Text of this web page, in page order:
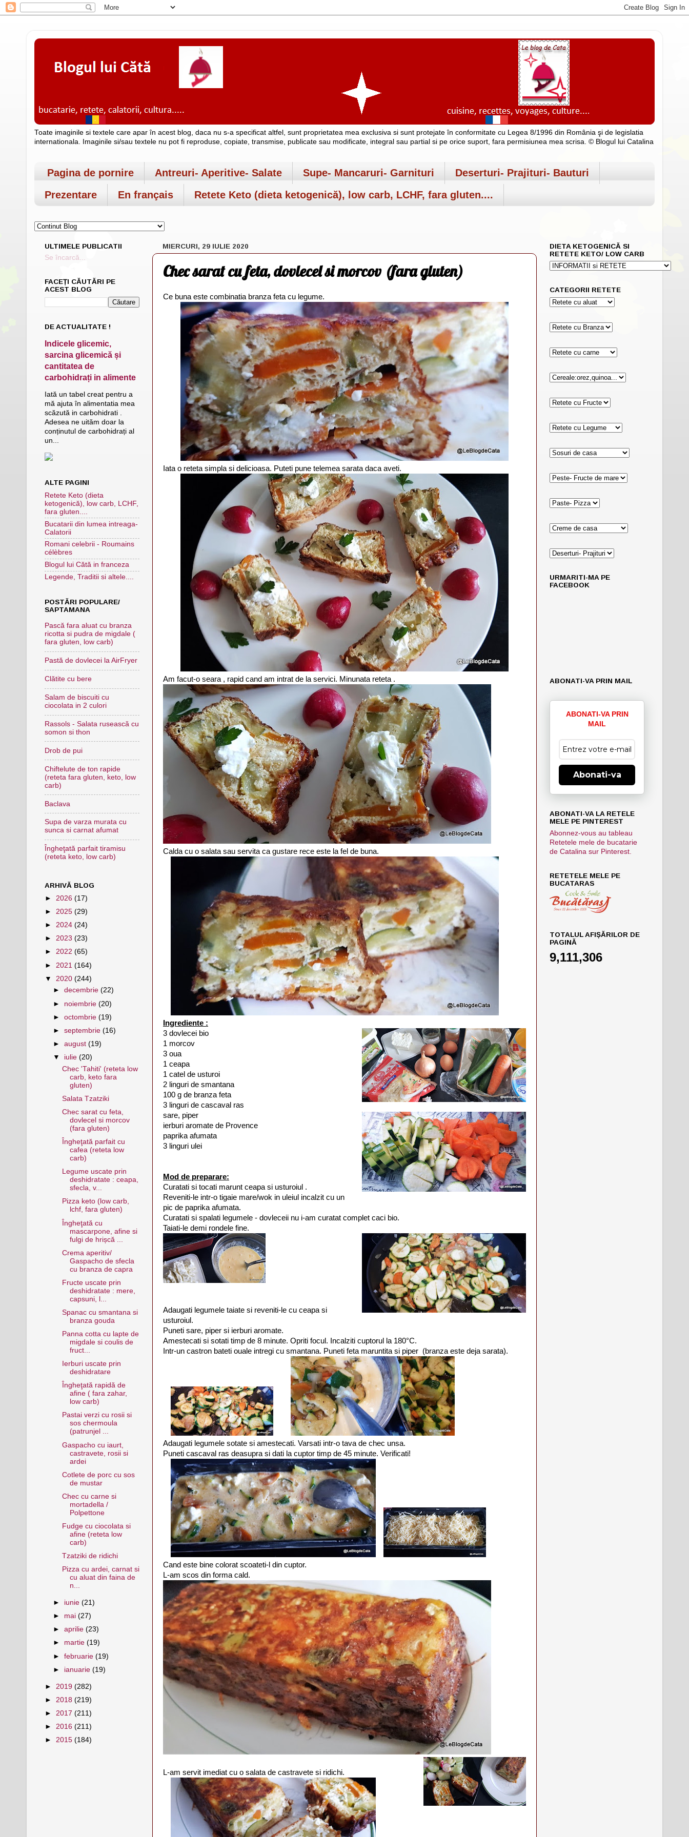
Toate imaginile si textele care apar în acest blog, daca nu s-a specificat altfel, sunt proprietatea mea exclusiva si sunt protejate în conformitate cu Legea 8/1996 din România şi de legislatia
internationala. Imaginile si/sau textele nu pot fi reproduse, copiate, transmise, publicate sau modificate, integral sau partial si pe orice suport, fara permisiunea mea scrisa. © Blogul lui Catalina
Pagina de pornire Antreuri- Aperitive- Salate Supe- Mancaruri- Garnituri
Deserturi- Prajituri- Bauturi
Prezentare
En français Retete Keto (dieta ketogenică), low carb, LCHF, fara gluten....
MIERCURI, 29 IULIE 2020
Chec sarat cu feta, dovlecel si morcov (fara gluten)
Ce buna este combinatia branza feta cu legume.
Iata o reteta simpla si delicioasa. Puteti pune telemea sarata daca aveti.
Am facut-o seara , rapid cand am intrat de la servici. Minunata reteta .
Calda cu o salata sau servita ca gustare rece este la fel de buna.
Ingrediente :
3 dovlecei bio
1 morcov
3 oua
1 ceapa
1 catel de usturoi
2 linguri de smantana
100 g de branza feta
3 linguri de cascaval ras
sare, piper
ierburi aromate de Provence
paprika afumata
3 linguri ulei
Mod de preparare:
Curatati si tocati marunt ceapa si usturoiul .
Reveniti-le intr-o tigaie mare/wok in uleiul incalzit cu un
pic de paprika afumata.
Curatati si spalati legumele - dovleceii nu i-am curatat complet caci bio.
Taiati-le demi rondele fine.
Adaugati legumele taiate si reveniti-le cu ceapa si
usturoiul.
Puneti sare, piper si ierburi aromate.
Amestecati si sotati timp de 8 minute. Opriti focul. Incalziti cuptorul la 180°C.
Intr-un castron bateti ouale intregi cu smantana. Puneti feta maruntita si piper (branza este deja sarata).
Adaugati legumele sotate si amestecati. Varsati intr-o tava de chec unsa.
Puneti cascaval ras deasupra si dati la cuptor timp de 45 minute. Verificati!
Cand este bine colorat scoateti-l din cuptor.
L-am scos din forma cald.
L-am servit imediat cu o salata de castravete si ridichi.
ULTIMELE PUBLICATII
Se încarcă...
FACEȚI CĂUTĂRI PE
ACEST BLOG
DE ACTUALITATE !
Indicele glicemic,
sarcina glicemică și
cantitatea de
carbohidrați in alimente
Iată un tabel creat pentru a
mă ajuta în alimentatia mea
scăzută in carbohidrati .
Adesea ne uităm doar la
conținutul de carbohidrați al
un...
ALTE PAGINI
Retete Keto (dieta
ketogenică), low carb, LCHF,
fara gluten....
Bucatarii din lumea intreaga-
Calatorii
Romani celebrii - Roumains
célèbres
Blogul lui Cătă in franceza
Legende, Traditii si altele....
POSTĂRI POPULARE/
SAPTAMANA
Pască fara aluat cu branza
ricotta si pudra de migdale (
fara gluten, low carb)
Pastă de dovlecei la AirFryer
Clătite cu bere
Salam de biscuiti cu
ciocolata in 2 culori
Rassols - Salata rusească cu
somon si thon
Drob de pui
Chiftelute de ton rapide
(reteta fara gluten, keto, low
carb)
Baclava
Supa de varza murata cu
sunca si carnat afumat
Îngheţată parfait tiramisu
(reteta keto, low carb)
ARHIVĂ BLOG
► 2026 (17)
► 2025 (29)
► 2024 (24)
► 2023 (23)
► 2022 (65)
► 2021 (164)
▼ 2020 (244)
►decembrie(22)
► noiembrie(20)
►octombrie(19)
►septembrie(16)
►august(19)
▼ iulie(20)
Chec 'Tahiti' (reteta low
carb, keto fara
gluten)
Salata Tzatziki
Chec sarat cu feta,
dovlecel si morcov
(fara gluten)
Îngheţată parfait cu
cafea (reteta low
carb)
Legume uscate prin
deshidratate : ceapa,
sfecla, v...
Pizza keto (low carb,
lchf, fara gluten)
Îngheţată cu
mascarpone, afine si
fulgi de hrișcă ...
Crema aperitiv/
Gaspacho de sfecla
cu branza de capra
Fructe uscate prin
deshidratate : mere,
capsuni, l...
Spanac cu smantana si
branza gouda
Panna cotta cu lapte de
migdale si coulis de
fruct...
Ierburi uscate prin
deshidratare
Îngheţată rapidă de
afine ( fara zahar,
low carb)
Pastai verzi cu rosii si
sos chermoula
(patrunjel ...
Gaspacho cu iaurt,
castravete, rosii si
ardei
Cotlete de porc cu sos
de mustar
Chec cu carne si
mortadella /
Polpettone
Fudge cu ciocolata si
afine (reteta low
carb)
Tzatziki de ridichi
Pizza cu ardei, carnat si
cu aluat din faina de
n...
► iunie(21)
► mai(27)
►aprilie(23)
► martie(19)
►februarie(19)
► ianuarie(19)
► 2019 (282)
► 2018 (219)
► 2017 (211)
► 2016 (211)
► 2015 (184)
DIETA KETOGENICĂ SI
RETETE KETO/ LOW CARB
CATEGORII RETETE
URMARITI-MA PE
FACEBOOK
ABONATI-VA PRIN MAIL
ABONATI-VA PRIN
MAIL
Abonati-va
ABONATI-VA LA RETELE
MELE PE PINTEREST
Abonnez-vous au tableau
Retetele mele de bucatarie
de Catalina sur Pinterest.
RETETELE MELE PE
BUCATARAS
TOTALUL AFIȘĂRILOR DE
PAGINĂ
9,111,306